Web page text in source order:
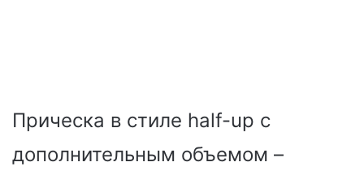
Прическа в стиле half-up с
дополнительным объемом –